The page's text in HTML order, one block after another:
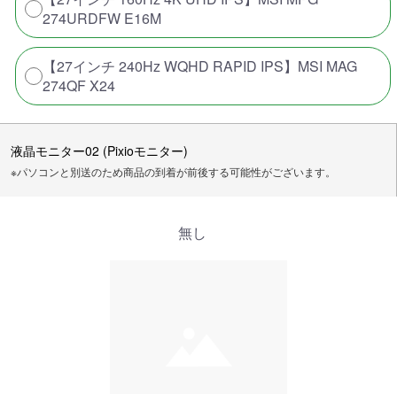
274URDFW E16M
【27インチ 240Hz WQHD RAPID IPS】MSI MAG
274QF X24
液晶モニター02 (Pixioモニター)
※パソコンと別送のため商品の到着が前後する可能性がございます。
無し